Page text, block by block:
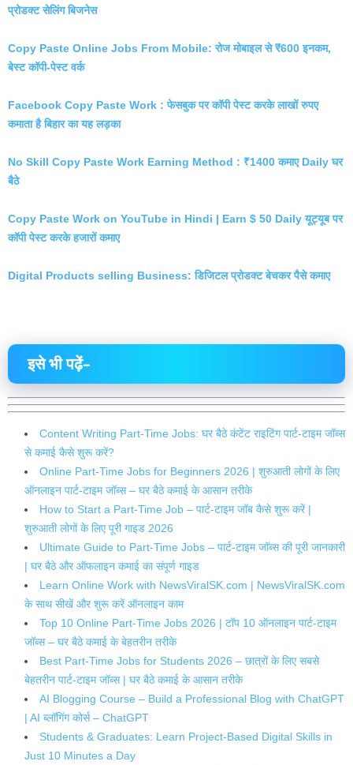
प्रोडक्ट सेलिंग बिजनेस
Copy Paste Online Jobs From Mobile: रोज मोबाइल से ₹600 इनकम,
बेस्ट कॉपी-पेस्ट वर्क
Facebook Copy Paste Work : फेसबुक पर कॉपी पेस्ट करके लाखों रुपए
कमाता है बिहार का यह लड़का
No Skill Copy Paste Work Earning Method : ₹1400 कमाए Daily घर
बैठे
Copy Paste Work on YouTube in Hindi | Earn $ 50 Daily यूट्यूब पर
कॉपी पेस्ट करके हजारों कमाए
Digital Products selling Business: डिजिटल प्रोडक्ट बेचकर पैसे कमाए
इसे भी पढ़ें–
Content Writing Part-Time Jobs: घर बैठे कंटेंट राइटिंग पार्ट-टाइम जॉब्स
से कमाई कैसे शुरू करें?
Online Part-Time Jobs for Beginners 2026 | शुरुआती लोगों के लिए
ऑनलाइन पार्ट-टाइम जॉब्स – घर बैठे कमाई के आसान तरीके
How to Start a Part-Time Job – पार्ट-टाइम जॉब कैसे शुरू करें |
शुरुआती लोगों के लिए पूरी गाइड 2026
Ultimate Guide to Part-Time Jobs – पार्ट-टाइम जॉब्स की पूरी जानकारी
| घर बैठे और ऑफलाइन कमाई का संपूर्ण गाइड
Learn Online Work with NewsViralSK.com | NewsViralSK.com
के साथ सीखें और शुरू करें ऑनलाइन काम
Top 10 Online Part-Time Jobs 2026 | टॉप 10 ऑनलाइन पार्ट-टाइम
जॉब्स – घर बैठे कमाई के बेहतरीन तरीके
Best Part-Time Jobs for Students 2026 – छात्रों के लिए सबसे
बेहतरीन पार्ट-टाइम जॉब्स | घर बैठे कमाई के आसान तरीके
AI Blogging Course – Build a Professional Blog with ChatGPT
| AI ब्लॉगिंग कोर्स – ChatGPT
Students & Graduates: Learn Project-Based Digital Skills in
Just 10 Minutes a Day